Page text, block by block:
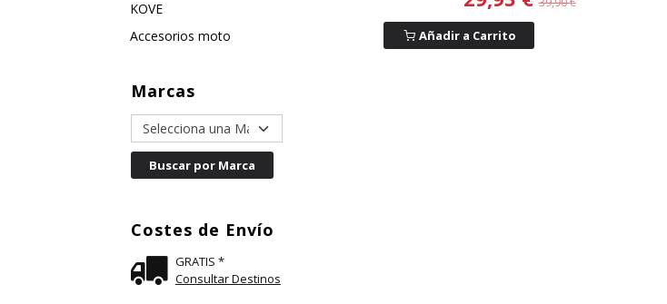
KOVE
Accesorios moto
Marcas
Costes de Envío
GRATIS *
Consultar Destinos
Añadir a Carrito